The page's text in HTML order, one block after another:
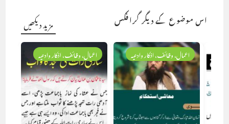
اس موضوع کے دیگر گرافکس مزید دیکھیں
اعمال، وظائف، اذکار وادعیہ اعمال، وظائف، اذکار وادعیہ